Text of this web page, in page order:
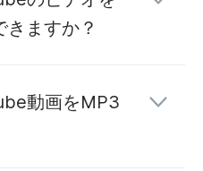
ますか？
動画をMP3